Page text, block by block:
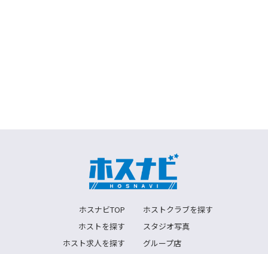
ホスナビTOP
ホストクラブを探す
ホストを探す
スタジオ写真
ホスト求人を探す
グループ店